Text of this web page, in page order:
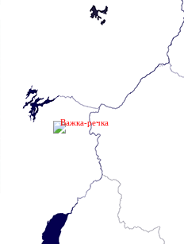
Важка-речка